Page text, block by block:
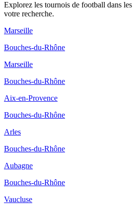
Explorez les tournois de football dans
votre recherche.
Marseille
Bouches-du-Rhône
Marseille
Bouches-du-Rhône
Aix-en-Provence
Bouches-du-Rhône
Arles
Bouches-du-Rhône
Aubagne
Bouches-du-Rhône
Vaucluse